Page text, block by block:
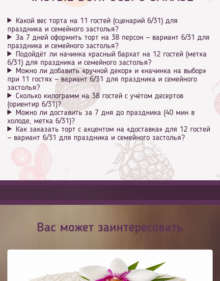
Какой вес торта на 11 гостей (сценарий 6/31) для
праздника и семейного застолья?
За 7 дней оформить торт на 38 персон — вариант 6/31 для
праздника и семейного застолья?
Подойдёт ли начинка красный бархат на 12 гостей (метка
6/31) для праздника и семейного застолья?
Можно ли добавить «ручной декор» и «начинка на выбор»
при 11 гостях — вариант 6/31 для праздника и семейного
застолья?
Сколько килограмм на 38 гостей с учётом десертов
(ориентир 6/31)?
Можно ли доставить за 7 дня до праздника (40 мин в
холоде, метка 6/31)?
Как заказать торт с акцентом на «доставка» для 12 гостей
— вариант 6/31 для праздника и семейного застолья?
Вас может заинтересовать